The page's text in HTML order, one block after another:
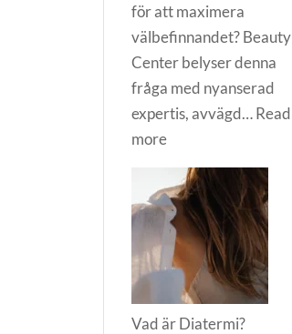
för att maximera
välbefinnandet? Beauty
Center belyser denna
fråga med nyanserad
expertis, avvägd…Read
more:
Hur
ofta
ska
man
gå
på
massage?
Vad är Diatermi?